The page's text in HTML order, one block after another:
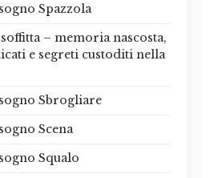
Spazzola
– memoria nascosta,
e segreti custoditi nella
Sbrogliare
Scena
Squalo